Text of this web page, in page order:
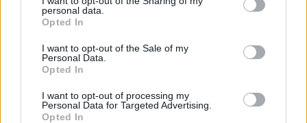
personal data.
Opted In
I want to opt-out of the Sale of my
Personal Data.
Opted In
I want to opt-out of processing my
Personal Data for Targeted Advertising.
Opted In
regiono, kuriame vyksta karas, eliminavimas
reiškia megasąstingį. Trąšų nebuvimas reiškia
badą, maistas bus brangus visur – Kanadoje,
JAV, Lietuvoje. O degalų kainos visame
pasaulyje stipriai išaugs“, – kalbėjo A.
Bartkus.